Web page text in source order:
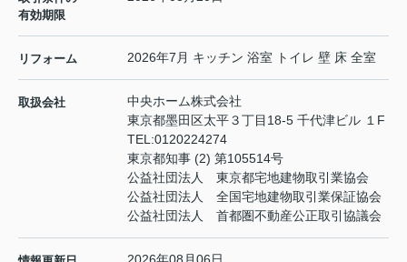
有効期限
リフォーム 2026年7月 キッチン 浴室 トイレ 壁 床 全室
取扱会社
中央ホーム株式会社
東京都墨田区太平３丁目18-5 千代津ビル １F
TEL:0120224274
東京都知事 (2) 第105514号
公益社団法人 東京都宅地建物取引業協会
公益社団法人 全国宅地建物取引業保証協会
公益社団法人 首都圏不動産公正取引協議会